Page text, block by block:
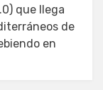
que llega
de
en